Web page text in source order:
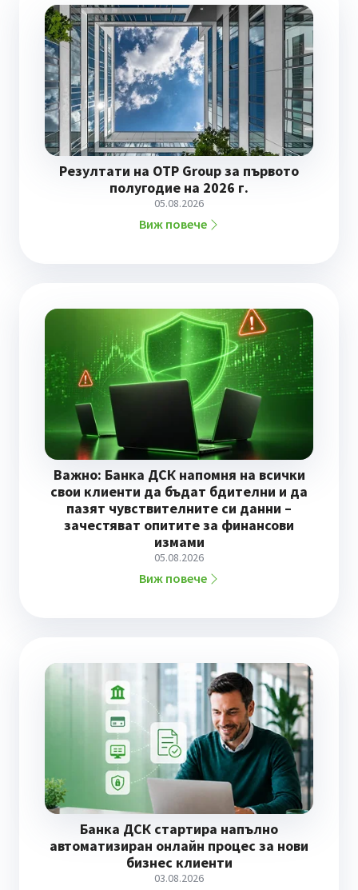
Резултати на OTP Group за първото
полугодие на 2026 г.
05.08.2026
Виж повече
Важно: Банка ДСК напомня на всички
свои клиенти да бъдат бдителни и да
пазят чувствителните си данни –
зачестяват опитите за финансови
измами
05.08.2026
Виж повече
Банка ДСК стартира напълно
автоматизиран онлайн процес за нови
бизнес клиенти
03.08.2026